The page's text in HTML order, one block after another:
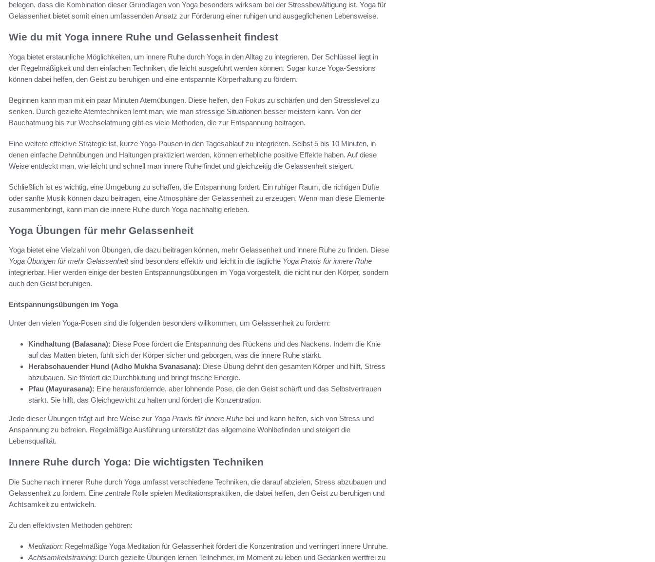
belegen, dass die Kombination dieser Grundlagen von Yoga besonders wirksam bei der Stressbewältigung ist. Yoga für
Gelassenheit bietet somit einen umfassenden Ansatz zur Förderung einer ruhigen und ausgeglichenen Lebensweise.
Wie du mit Yoga innere Ruhe und Gelassenheit findest
Yoga bietet erstaunliche Möglichkeiten, um innere Ruhe durch Yoga in den Alltag zu integrieren. Der Schlüssel liegt in
der Regelmäßigkeit und den einfachen Techniken, die leicht ausgeführt werden können. Sogar kurze Yoga-Sessions
können dabei helfen, den Geist zu beruhigen und eine entspannte Körperhaltung zu fördern.
Beginnen kann man mit ein paar Minuten Atemübungen. Diese helfen, den Fokus zu schärfen und den Stresslevel zu
senken. Durch gezielte Atemtechniken lernt man, wie man stressige Situationen besser meistern kann. Von der
Bauchatmung bis zur Wechselatmung gibt es viele Methoden, die zur Entspannung beitragen.
Eine weitere effektive Strategie ist, kurze Yoga-Pausen in den Tagesablauf zu integrieren. Selbst 5 bis 10 Minuten, in
denen einfache Dehnübungen und Haltungen praktiziert werden, können erhebliche positive Effekte haben. Auf diese
Weise entdeckt man, wie leicht und schnell man innere Ruhe findet und gleichzeitig die Gelassenheit steigert.
Schließlich ist es wichtig, eine Umgebung zu schaffen, die Entspannung fördert. Ein ruhiger Raum, die richtigen Düfte
oder sanfte Musik können dazu beitragen, eine Atmosphäre der Gelassenheit zu erzeugen. Wenn man diese Elemente
zusammenbringt, kann man die innere Ruhe durch Yoga nachhaltig erleben.
Yoga Übungen für mehr Gelassenheit
Yoga bietet eine Vielzahl von Übungen, die dazu beitragen können, mehr Gelassenheit und innere Ruhe zu finden. Diese
Yoga Übungen für mehr Gelassenheitsind besonders effektiv und leicht in die tägliche Yoga Praxis für innere Ruhe
integrierbar. Hier werden einige der besten Entspannungsübungen im Yoga vorgestellt, die nicht nur den Körper, sondern
auch den Geist beruhigen.
Entspannungsübungen im Yoga
Unter den vielen Yoga-Posen sind die folgenden besonders willkommen, um Gelassenheit zu fördern:
Kindhaltung (Balasana): Diese Pose fördert die Entspannung des Rückens und des Nackens. Indem die Knie
auf das Matten bieten, fühlt sich der Körper sicher und geborgen, was die innere Ruhe stärkt.
Herabschauender Hund (Adho Mukha Svanasana): Diese Übung dehnt den gesamten Körper und hilft, Stress
abzubauen. Sie fördert die Durchblutung und bringt frische Energie.
Pfau (Mayurasana): Eine herausfordernde, aber lohnende Pose, die den Geist schärft und das Selbstvertrauen
stärkt. Sie hilft, das Gleichgewicht zu halten und fördert die Konzentration.
Jede dieser Übungen trägt auf ihre Weise zur Yoga Praxis für innere Ruhe bei und kann helfen, sich von Stress und
Anspannung zu befreien. Regelmäßige Ausführung unterstützt das allgemeine Wohlbefinden und steigert die
Lebensqualität.
Innere Ruhe durch Yoga: Die wichtigsten Techniken
Die Suche nach innerer Ruhe durch Yoga umfasst verschiedene Techniken, die darauf abzielen, Stress abzubauen und
Gelassenheit zu fördern. Eine zentrale Rolle spielen Meditationspraktiken, die dabei helfen, den Geist zu beruhigen und
Achtsamkeit zu entwickeln.
Zu den effektivsten Methoden gehören:
Meditation: Regelmäßige Yoga Meditation für Gelassenheit fördert die Konzentration und verringert innere Unruhe.
Achtsamkeitstraining: Durch gezielte Übungen lernen Teilnehmer, im Moment zu leben und Gedanken wertfrei zu